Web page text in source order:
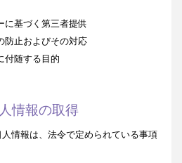
に基づく第三者提供
防止およびその対応
付随する目的
情報の取得
情報は、法令で定められている事項